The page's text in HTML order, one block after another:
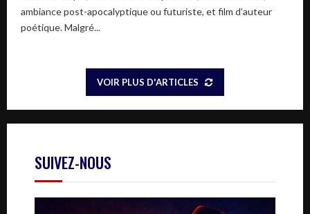
ambiance post-apocalyptique ou futuriste, et film d’auteur
poétique. Malgré...
VOIR PLUS D'ARTICLES
SUIVEZ-NOUS